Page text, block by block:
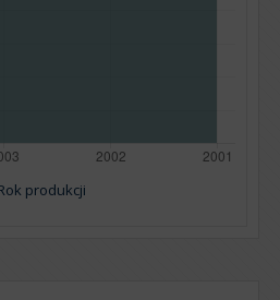
produkcji